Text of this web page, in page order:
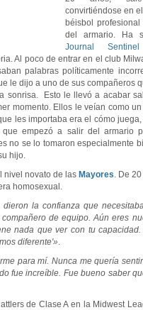
convirtiéndose en
béisbol
del armario. Ha
Journal Sentinel
Al poco de entrar en el club
palabras políticamente
le dijo a uno de sus compañeros
sonrisa.
Esto le llevó a acabar
momento. Ellos le veían como
les importaba era el cómo
empezó a salir del armario
no se lo tomaron especialmente
hijo.
nivel novato de las Mayores. De
homosexual.
la confianza que
de equipo. Aún eres
nada que ver con tu
diferente'».
para mí. Nunca me quería
fue increíble. Fue bueno saber
de Clase A en la Midwest